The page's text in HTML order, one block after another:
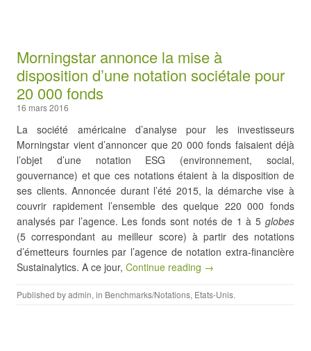
Morningstar annonce la mise à
disposition d’une notation sociétale pour
20 000 fonds
16 mars 2016
La société américaine d’analyse pour les investisseurs
Morningstar vient d’annoncer que 20 000 fonds faisaient déjà
l’objet d’une notation ESG (environnement, social,
gouvernance) et que ces notations étaient à la disposition de
ses clients. Annoncée durant l’été 2015, la démarche vise à
couvrir rapidement l’ensemble des quelque 220 000 fonds
analysés par l’agence. Les fonds sont notés de 1 à 5 globes
(5 correspondant au meilleur score) à partir des notations
d’émetteurs fournies par l’agence de notation extra-financière
Sustainalytics. A ce jour, Continue reading →
Published byadmin, in Benchmarks/Notations, Etats-Unis.